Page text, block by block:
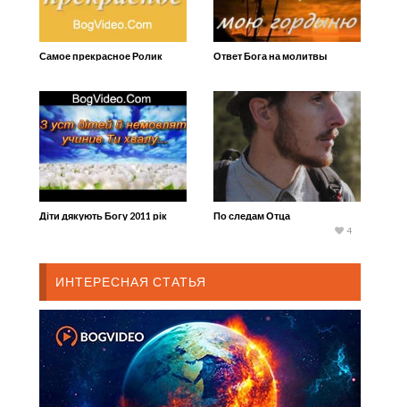
Самое прекрасное Ролик Ответ Бога на молитвы
Діти дякують Богу 2011 рік По следам Отца
4
ИНТЕРЕСНАЯ СТАТЬЯ